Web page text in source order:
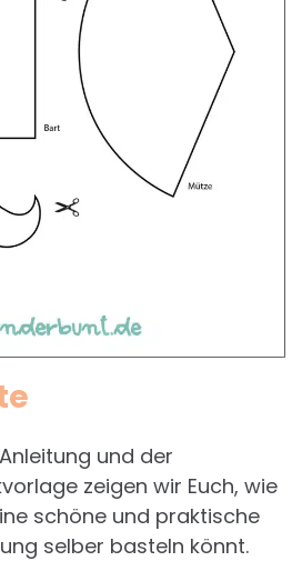
und der
zeigen wir Euch, wie
schöne und praktische
selber basteln könnt.